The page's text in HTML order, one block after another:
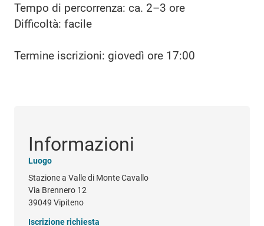
Tempo di percorrenza: ca. 2–3 ore
Difficoltà: facile
Termine iscrizioni: giovedì ore 17:00
Informazioni
Luogo
Stazione a Valle di Monte Cavallo
Via Brennero 12
39049 Vipiteno
Iscrizione richiesta